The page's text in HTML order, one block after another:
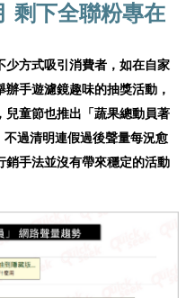
剩下全聯粉專在
少方式吸引消費者，如在自家
手遊濾鏡趣味的抽獎活動，
兒童節也推出「蔬果總動員著
過清明連假過後聲量每況愈
銷手法並沒有帶來穩定的活動